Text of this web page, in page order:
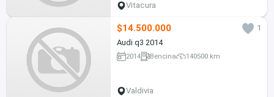
Vitacura
$14.500.000
1
Audi q3 2014
2014 Bencina 140500 km
Valdivia